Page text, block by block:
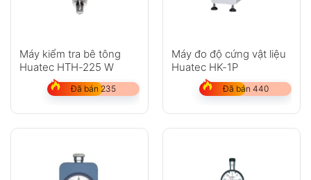
Máy kiểm tra bê tông
Huatec HTH-225 W
Đã bán 235
Máy đo độ cứng vật liệu
Huatec HK-1P
Đã bán 440